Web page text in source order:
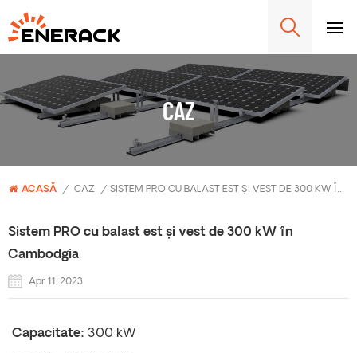
CAZ
ACASĂ / CAZ / SISTEM PRO CU BALAST EST ȘI VEST DE 300 KW ÎN CAMBODGIA
Sistem PRO cu balast est și vest de 300 kW în
Cambodgia
Apr 11, 2023
Capacitate: 300 kW